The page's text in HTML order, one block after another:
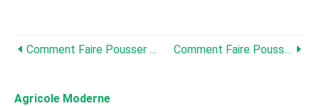
Comment Faire Pousser De L'anis - En Savoir Plus Sur La Plante D'anis Comment Faire Pousser Du Basilic D'épicerie - Planter Du Basilic De Supermarché
Agricole Moderne